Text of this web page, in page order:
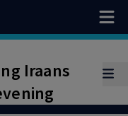
Iraans